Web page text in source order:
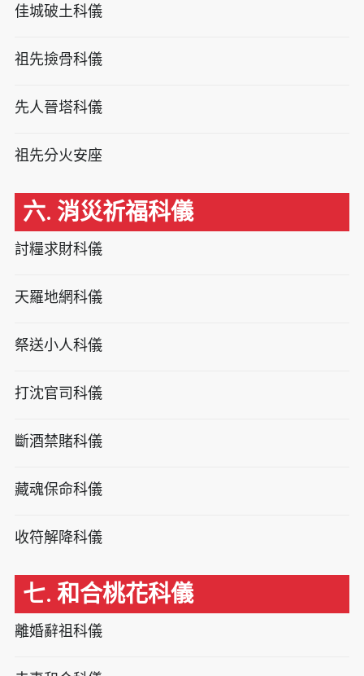
佳城破土科儀
祖先撿骨科儀
先人晉塔科儀
祖先分火安座
六. 消災祈福科儀
討糧求財科儀
天羅地網科儀
祭送小人科儀
打沈官司科儀
斷酒禁賭科儀
藏魂保命科儀
收符解降科儀
七. 和合桃花科儀
離婚辭祖科儀